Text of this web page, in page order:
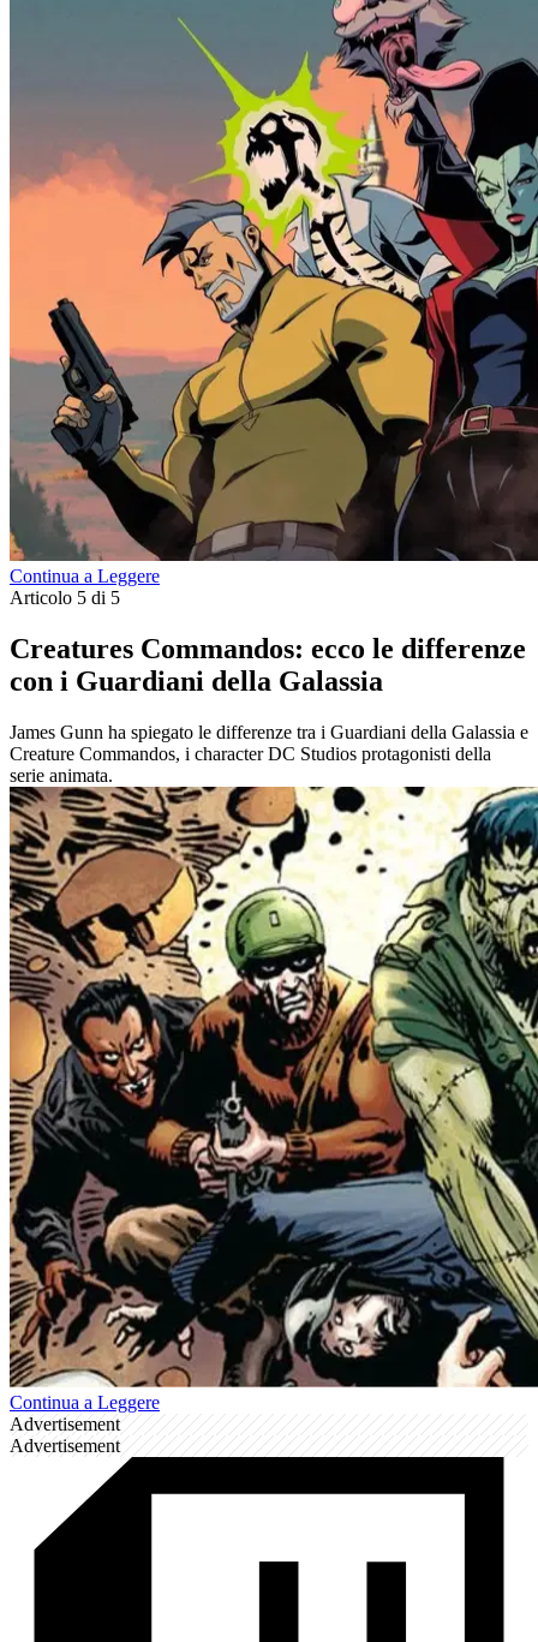
Continua a Leggere
Articolo 5 di 5
Creatures Commandos: ecco le differenze
con i Guardiani della Galassia
James Gunn ha spiegato le differenze tra i Guardiani della Galassia e
Creature Commandos, i character DC Studios protagonisti della
serie animata.
Continua a Leggere
Advertisement
Advertisement